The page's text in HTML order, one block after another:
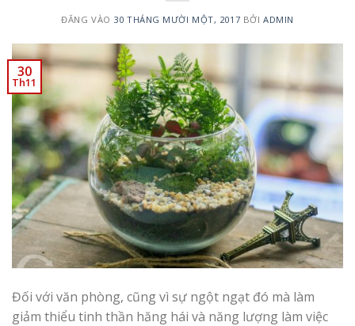
ĐĂNG VÀO 30 THÁNG MƯỜI MỘT, 2017 BỞI ADMIN
30
Th11
Đối với văn phòng, cũng vì sự ngột ngạt đó mà làm
giảm thiểu tinh thần hăng hái và năng lượng làm việc